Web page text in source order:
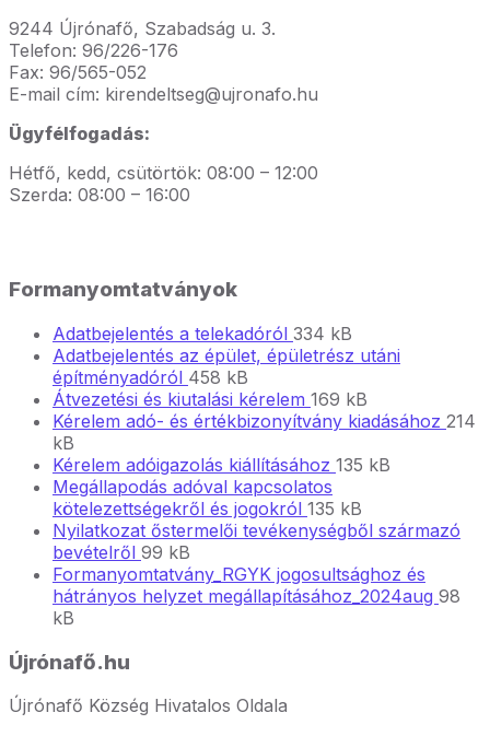
9244 Újrónafő, Szabadság u. 3.
Telefon: 96/226-176
Fax: 96/565-052
E-mail cím: kirendeltseg@ujronafo.hu
Ügyfélfogadás:
Hétfő, kedd, csütörtök: 08:00 – 12:00
Szerda: 08:00 – 16:00
Formanyomtatványok
Adatbejelentés a telekadóról File
extension:
File
size:
334 kB
Adatbejelentés az épület, épületrész utáni
építményadóról File
extension:
pdf
File
size:
458 kB
Átvezetési és kiutalási kérelem File
extension:
File
size:
169 kB
Kérelem adó- és értékbizonyítvány kiadásához File
File
214
kB
Kérelem adóigazolás kiállításához File
pdf
File
135 kB
Megállapodás adóval kapcsolatos
kötelezettségekről és jogokról File
extension:
File
size:
135 kB
Nyilatkozat őstermelői tevékenységből származó
bevételről File
extension:
pdf
File
size:
99 kB
Formanyomtatvány_RGYK jogosultsághoz és
hátrányos helyzet megállapításához_2024aug File
File
98
kB
Újrónafő.hu
Újrónafő Község Hivatalos Oldala